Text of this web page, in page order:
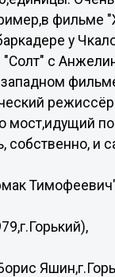
у
с
мост,идущий
собственно, и